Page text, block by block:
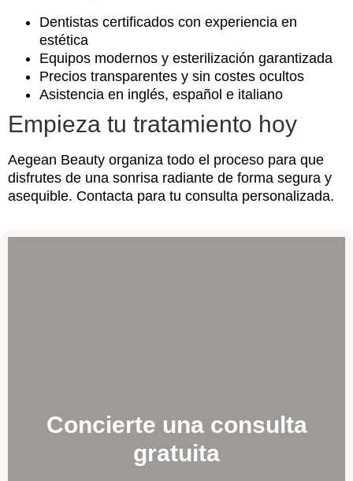
Dentistas certificados con experiencia en
estética
Equipos modernos y esterilización garantizada
Precios transparentes y sin costes ocultos
Asistencia en inglés, español e italiano
Empieza tu tratamiento hoy
Aegean Beauty organiza todo el proceso para que
disfrutes de una sonrisa radiante de forma segura y
asequible. Contacta para tu consulta personalizada.
Concierte una consulta
gratuita